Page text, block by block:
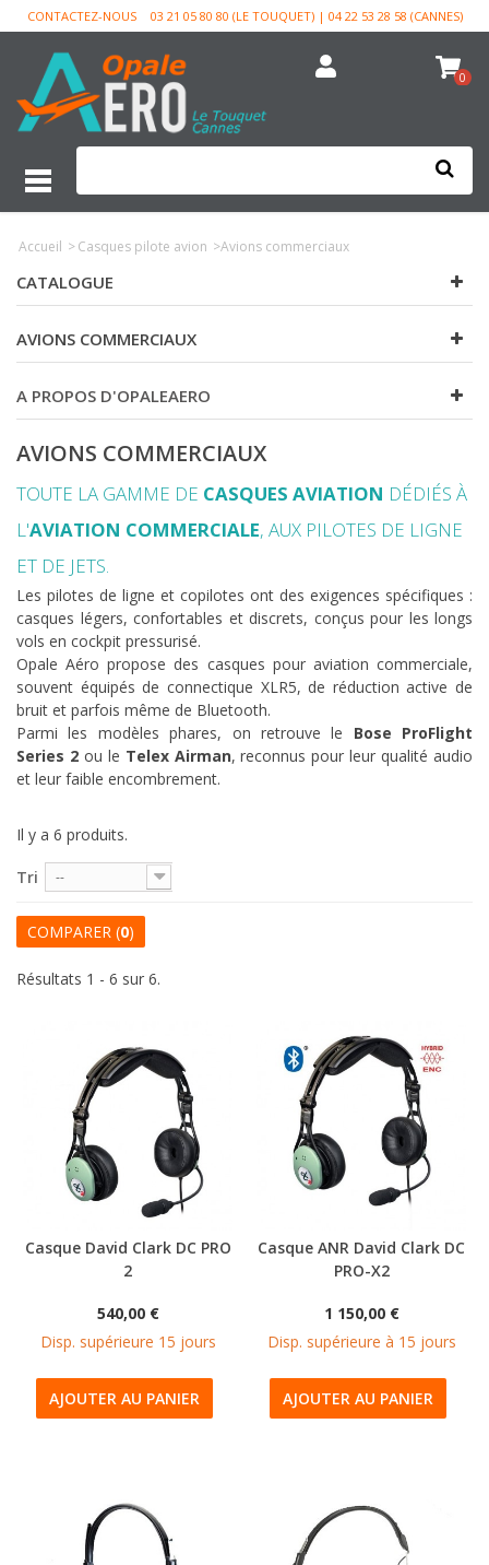
CONTACTEZ-NOUS 03 21 05 80 80 (LE TOUQUET) | 04 22 53 28 58 (CANNES)
0
Accueil >Casques pilote avion >Avions commerciaux
CATALOGUE
AVIONS COMMERCIAUX
A PROPOS D'OPALEAERO
AVIONS COMMERCIAUX
TOUTE LA GAMME DE CASQUES AVIATION DÉDIÉS À
L'AVIATION COMMERCIALE, AUX PILOTES DE LIGNE
ET DE JETS.
Les pilotes de ligne et copilotes ont des exigences spécifiques :
casques légers, confortables et discrets, conçus pour les longs
vols en cockpit pressurisé.
Opale Aéro propose des casques pour aviation commerciale,
souvent équipés de connectique XLR5, de réduction active de
bruit et parfois même de Bluetooth.
Parmi les modèles phares, on retrouve le Bose ProFlight
Series 2ou le Telex Airman, reconnus pour leur qualité audio
et leur faible encombrement.
Il y a 6 produits.
Tri --
COMPARER (0)
Résultats 1 - 6 sur 6.
Casque David Clark DC PRO
2
540,00 €
Disp. supérieure 15 jours
AJOUTER AU PANIER
Casque ANR David Clark DC
PRO-X2
1 150,00 €
Disp. supérieure à 15 jours
AJOUTER AU PANIER